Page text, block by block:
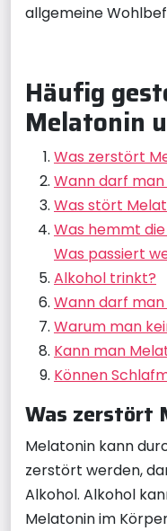
allgemeine
Häufig
Melatonin
Was zerstört
Wann darf
Was stört
Was hemmt
Was passiert
Alkohol trinkt?
Wann darf
Warum man
Kann man
Können
Was zerstört
Melatonin kann
zerstört werden,
Alkohol. Alkohol
Melatonin im